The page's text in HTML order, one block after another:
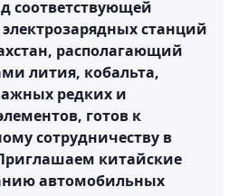
соответствующей
станций
располагающий
лития, кобальта,
редких и
готов к
сотрудничеству в
китайские
автомобильных